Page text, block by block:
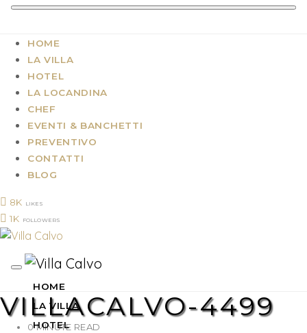
HOME
LA VILLA
HOTEL
LA LOCANDINA
CHEF
EVENTI & BANCHETTI
PREVENTIVO
CONTATTI
BLOG
8K LIKES
1K FOLLOWERS
HOME
LA VILLA
HOTEL
VILLACALVO-4499
0 MINUTE READ